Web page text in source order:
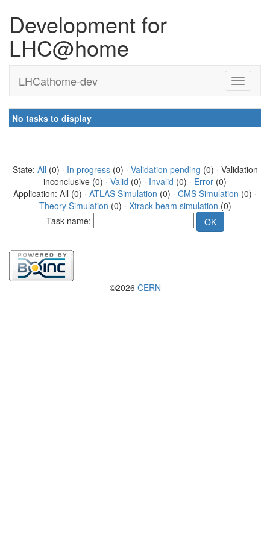
Development for
LHC@home
LHCathome-dev
No tasks to display
State: All (0) · In progress(0) · Validation pending (0) · Validation
inconclusive (0) · Valid (0) · Invalid (0) · Error (0)
Application: All (0) · ATLAS Simulation (0) · CMS Simulation (0) ·
Theory Simulation (0) · Xtrack beam simulation (0)
Task name:
©2026 CERN